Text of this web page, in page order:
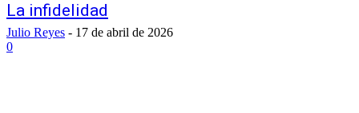
La infidelidad
Julio Reyes - 17 de abril de 2026
0